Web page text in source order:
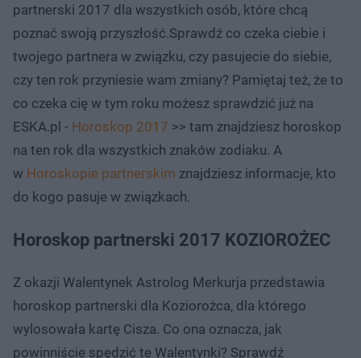
partnerski 2017 dla wszystkich osób, które chcą
poznać swoją przyszłość.Sprawdź co czeka ciebie i
twojego partnera w związku, czy pasujecie do siebie,
czy ten rok przyniesie wam zmiany? Pamiętaj też, że to
co czeka cię w tym roku możesz sprawdzić już na
ESKA.pl - Horoskop 2017 >> tam znajdziesz horoskop
na ten rok dla wszystkich znaków zodiaku. A
w Horoskopie partnerskim znajdziesz informacje, kto
do kogo pasuje w związkach.
Horoskop partnerski 2017 KOZIOROŻEC
Z okazji Walentynek Astrolog Merkurja przedstawia
horoskop partnerski dla Koziorożca, dla którego
wylosowała kartę Cisza. Co ona oznacza, jak
powinniście spędzić te Walentynki? Sprawdź